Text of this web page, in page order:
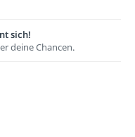
sich!
deine Chancen.